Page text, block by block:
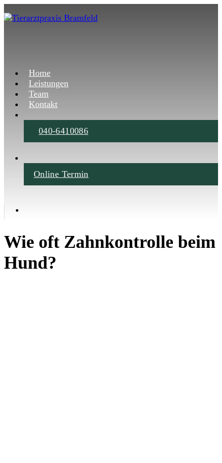
Home
Leistungen
Team
Kontakt
040-6410086
Online Termin
Wie oft Zahnkontrolle beim
Hund?